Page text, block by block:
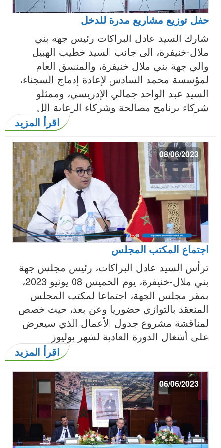
حفل توزيع مشاريع مدرة للدخل
شارك السيد عادل البراكات رئيس جهة بني
ملال-خنيفرة، الى جانب السيد خطيب الهبيل
والي جهة بني ملال خنيفرة، والمنسق العام
لمؤسسة محمد السادس لإعادة إدماج السجناء،
السيد عبد الواحد جمالي الإدريسي، وممثلو
شركاء برنامج مصالحة وشركاء الرعاية الل
اقرأ المزيد
08/06/2023
اجتماع المكتب المجلس
ترأس السيد عادل البراكات، رئيس مجلس جهة
بني ملال-خنيفرة، يوم الخميس 08 يونيو 2023،
بمقر مجلس الجهة، اجتماعا لمكتب المجلس
المنعقد بالتوازي حضوريا وعن بعد، حيث خصص
لمناقشة مشروع جدول الأعمال الذي سيعرض
على أشغال الدورة العادية لشهر يوليوز
اقرأ المزيد
06/06/2023